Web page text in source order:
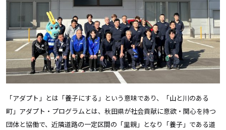
「アダプト」とは「養子にする」という意味であり、「山と川のある
町」アダプト・プログラムとは、秋田県が社会貢献に意欲・関心を持つ
団体と協働で、近隣道路の一定区間の「里親」となり「養子」である道